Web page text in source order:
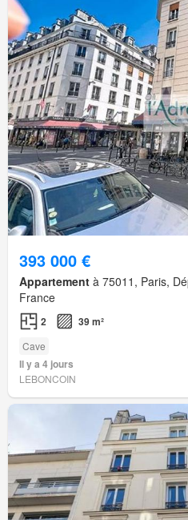
393 000 €
Appartement à 75011, Paris,
France
2 39 m²
Cave
Il y a 4 jours
LEBONCOIN